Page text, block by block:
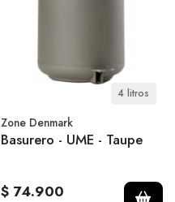
4 litros
Zone Denmark
Basurero - UME - Taupe
$ 74.900